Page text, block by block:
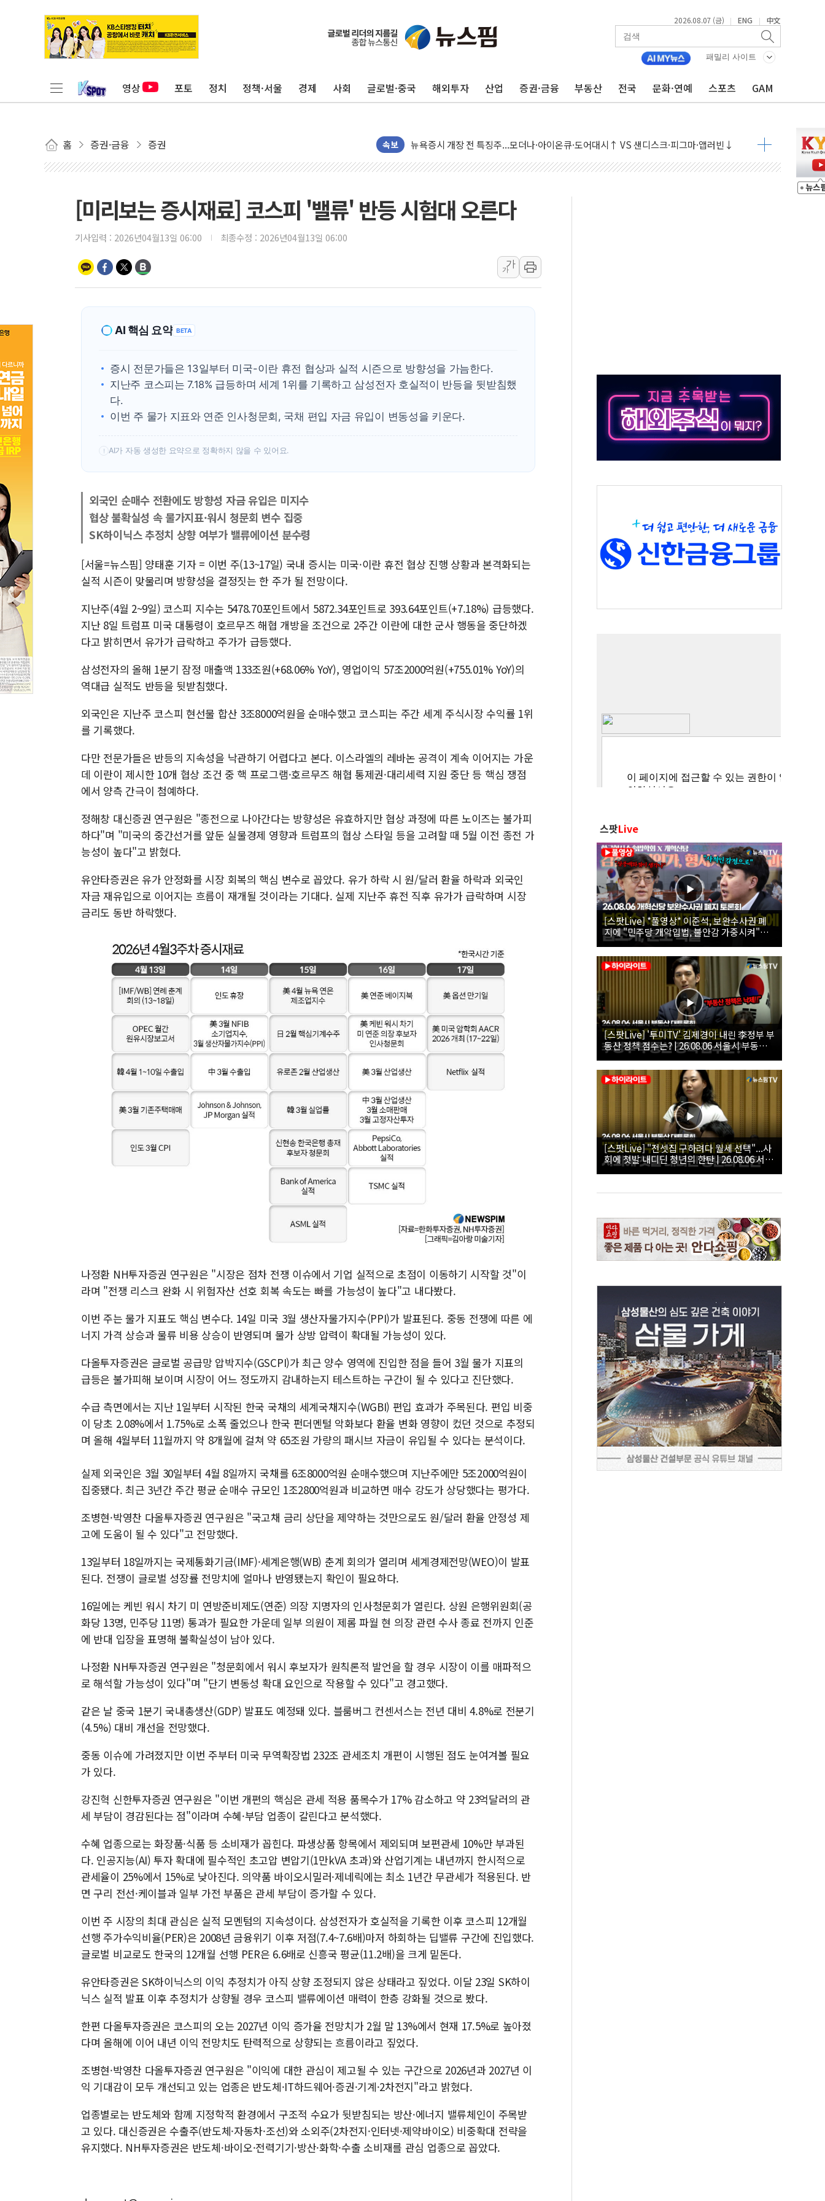
2026.08.07 (금) | ENG | 中文
패밀리 사이트
영상 포토 정치 정책·서울 경제 사회 글로벌·중국 해외투자 산업 증권·금융 부동산 전국 문화·연예 스포츠 GAM
홈 증권·금융 증권 속보
김정관 장관 "영업이익 N% 성과급 반대…상법·자본시장법 개정 논의"
뉴욕증시 프리뷰, 미 주가선물 AI주 차익실현 속 혼조세...웨스턴디지털·샌디스크↓
금값 7주 만에 최고…美 고용 둔화·호르무즈 재개방 기대에 강세
[베트남 증시] 지수 하락 속 'DGC' 임시 주총 기대감에 홀로 상한가…마진 잔액은 사상 최고
'월가의 황제' 다이먼 "금융시장 레버리지 위험수위…숨은 차입이 더 큰 변수"
우크라 드론 전술, 중남미 콜롬비아에 새 안보 위기… 반군·마약카르텔이 습득해 전투 활용
동해해경, 독도 해상서 부유물 감긴 어선 구조
주한미군 "오산기지 누출, 백린 아닌 무해한 표면 부식 물질"
구미 폐염산처리업체서 불 2시간30여분만에 진화...외국인 노동자 숨져
[미리보는 증시재료] 코스피 '밸류' 반등 시험대 오른다
기사입력 : 2026년04월13일 06:00 최종수정 : 2026년04월13일 06:00
가
가
AI 핵심 요약 BETA
증시 전문가들은 13일부터 미국-이란 휴전 협상과 실적 시즌으로 방향성을 가늠한다.
지난주 코스피는 7.18% 급등하며 세계 1위를 기록하고 삼성전자 호실적이 반등을 뒷받침했
다.
이번 주 물가 지표와 연준 인사청문회, 국채 편입 자금 유입이 변동성을 키운다.
! AI가 자동 생성한 요약으로 정확하지 않을 수 있어요.
외국인 순매수 전환에도 방향성 자금 유입은 미지수
협상 불확실성 속 물가지표·워시 청문회 변수 집중
SK하이닉스 추정치 상향 여부가 밸류에이션 분수령
[서울=뉴스핌] 양태훈 기자 = 이번 주(13~17일) 국내 증시는 미국·이란 휴전 협상 진행 상황과 본격화되는
실적 시즌이 맞물리며 방향성을 결정짓는 한 주가 될 전망이다.
지난주(4월 2~9일) 코스피 지수는 5478.70포인트에서 5872.34포인트로 393.64포인트(+7.18%) 급등했다.
지난 8일 트럼프 미국 대통령이 호르무즈 해협 개방을 조건으로 2주간 이란에 대한 군사 행동을 중단하겠
다고 밝히면서 유가가 급락하고 주가가 급등했다.
삼성전자의 올해 1분기 잠정 매출액 133조원(+68.06% YoY), 영업이익 57조2000억원(+755.01% YoY)의
역대급 실적도 반등을 뒷받침했다.
외국인은 지난주 코스피 현선물 합산 3조8000억원을 순매수했고 코스피는 주간 세계 주식시장 수익률 1위
를 기록했다.
다만 전문가들은 반등의 지속성을 낙관하기 어렵다고 본다. 이스라엘의 레바논 공격이 계속 이어지는 가운
데 이란이 제시한 10개 협상 조건 중 핵 프로그램·호르무즈 해협 통제권·대리세력 지원 중단 등 핵심 쟁점
에서 양측 간극이 첨예하다.
정해창 대신증권 연구원은 "종전으로 나아간다는 방향성은 유효하지만 협상 과정에 따른 노이즈는 불가피
하다"며 "미국의 중간선거를 앞둔 실물경제 영향과 트럼프의 협상 스타일 등을 고려할 때 5월 이전 종전 가
능성이 높다"고 밝혔다.
유안타증권은 유가 안정화를 시장 회복의 핵심 변수로 꼽았다. 유가 하락 시 원/달러 환율 하락과 외국인
자금 재유입으로 이어지는 흐름이 재개될 것이라는 기대다. 실제 지난주 휴전 직후 유가가 급락하며 시장
금리도 동반 하락했다.
나정환 NH투자증권 연구원은 "시장은 점차 전쟁 이슈에서 기업 실적으로 초점이 이동하기 시작할 것"이
라며 "전쟁 리스크 완화 시 위험자산 선호 회복 속도는 빠를 가능성이 높다"고 내다봤다.
이번 주는 물가 지표도 핵심 변수다. 14일 미국 3월 생산자물가지수(PPI)가 발표된다. 중동 전쟁에 따른 에
너지 가격 상승과 물류 비용 상승이 반영되며 물가 상방 압력이 확대될 가능성이 있다.
다올투자증권은 글로벌 공급망 압박지수(GSCPI)가 최근 양수 영역에 진입한 점을 들어 3월 물가 지표의
급등은 불가피해 보이며 시장이 어느 정도까지 감내하는지 테스트하는 구간이 될 수 있다고 진단했다.
수급 측면에서는 지난 1일부터 시작된 한국 국채의 세계국채지수(WGBI) 편입 효과가 주목된다. 편입 비중
이 당초 2.08%에서 1.75%로 소폭 줄었으나 한국 펀더멘털 악화보다 환율 변화 영향이 컸던 것으로 추정되
며 올해 4월부터 11월까지 약 8개월에 걸쳐 약 65조원 가량의 패시브 자금이 유입될 수 있다는 분석이다.
실제 외국인은 3월 30일부터 4월 8일까지 국채를 6조8000억원 순매수했으며 지난주에만 5조2000억원이
집중됐다. 최근 3년간 주간 평균 순매수 규모인 1조2800억원과 비교하면 매수 강도가 상당했다는 평가다.
조병현·박영찬 다올투자증권 연구원은 "국고채 금리 상단을 제약하는 것만으로도 원/달러 환율 안정성 제
고에 도움이 될 수 있다"고 전망했다.
13일부터 18일까지는 국제통화기금(IMF)·세계은행(WB) 춘계 회의가 열리며 세계경제전망(WEO)이 발표
된다. 전쟁이 글로벌 성장률 전망치에 얼마나 반영됐는지 확인이 필요하다.
16일에는 케빈 워시 차기 미 연방준비제도(연준) 의장 지명자의 인사청문회가 열린다. 상원 은행위원회(공
화당 13명, 민주당 11명) 통과가 필요한 가운데 일부 의원이 제롬 파월 현 의장 관련 수사 종료 전까지 인준
에 반대 입장을 표명해 불확실성이 남아 있다.
나정환 NH투자증권 연구원은 "청문회에서 워시 후보자가 원칙론적 발언을 할 경우 시장이 이를 매파적으
로 해석할 가능성이 있다"며 "단기 변동성 확대 요인으로 작용할 수 있다"고 경고했다.
같은 날 중국 1분기 국내총생산(GDP) 발표도 예정돼 있다. 블룸버그 컨센서스는 전년 대비 4.8%로 전분기
(4.5%) 대비 개선을 전망했다.
중동 이슈에 가려졌지만 이번 주부터 미국 무역확장법 232조 관세조치 개편이 시행된 점도 눈여겨볼 필요
가 있다.
강진혁 신한투자증권 연구원은 "이번 개편의 핵심은 관세 적용 품목수가 17% 감소하고 약 23억달러의 관
세 부담이 경감된다는 점"이라며 수혜·부담 업종이 갈린다고 분석했다.
수혜 업종으로는 화장품·식품 등 소비재가 꼽힌다. 파생상품 항목에서 제외되며 보편관세 10%만 부과된
다. 인공지능(AI) 투자 확대에 필수적인 초고압 변압기(1만kVA 초과)와 산업기계는 내년까지 한시적으로
관세율이 25%에서 15%로 낮아진다. 의약품 바이오시밀러·제네릭에는 최소 1년간 무관세가 적용된다. 반
면 구리 전선·케이블과 일부 가전 부품은 관세 부담이 증가할 수 있다.
이번 주 시장의 최대 관심은 실적 모멘텀의 지속성이다. 삼성전자가 호실적을 기록한 이후 코스피 12개월
선행 주가수익비율(PER)은 2008년 금융위기 이후 저점(7.4~7.6배)마저 하회하는 딥밸류 구간에 진입했다.
글로벌 비교로도 한국의 12개월 선행 PER은 6.6배로 신흥국 평균(11.2배)을 크게 밑돈다.
유안타증권은 SK하이닉스의 이익 추정치가 아직 상향 조정되지 않은 상태라고 짚었다. 이달 23일 SK하이
닉스 실적 발표 이후 추정치가 상향될 경우 코스피 밸류에이션 매력이 한층 강화될 것으로 봤다.
한편 다올투자증권은 코스피의 오는 2027년 이익 증가율 전망치가 2월 말 13%에서 현재 17.5%로 높아졌
다며 올해에 이어 내년 이익 전망치도 탄력적으로 상향되는 흐름이라고 짚었다.
조병현·박영찬 다올투자증권 연구원은 "이익에 대한 관심이 제고될 수 있는 구간으로 2026년과 2027년 이
익 기대감이 모두 개선되고 있는 업종은 반도체·IT하드웨어·증권·기계·2차전지"라고 밝혔다.
업종별로는 반도체와 함께 지정학적 환경에서 구조적 수요가 뒷받침되는 방산·에너지 밸류체인이 주목받
고 있다. 대신증권은 수출주(반도체·자동차·조선)와 소외주(2차전지·인터넷·제약바이오) 비중확대 전략을
유지했다. NH투자증권은 반도체·바이오·전력기기·방산·화학·수출 소비재를 관심 업종으로 꼽았다.
스팟Live
[스팟Live] *풀영상* 이준석, 보완수사권 폐
지에 "민주당 개악입법, 불안감 가중시켜"｜
26.08.06 개혁신당 보완수사권 폐지 토론회
[스팟Live] '투미TV' 김제경이 내린 李정부 부
동산 정책 점수는? | 26.08.06 서울시 부동산
대토론회
[스팟Live] "전셋집 구하려다 월세 선택"...사
회에 첫발 내디딘 청년의 한탄 | 26.08.06 서울
시 부동산 대토론회